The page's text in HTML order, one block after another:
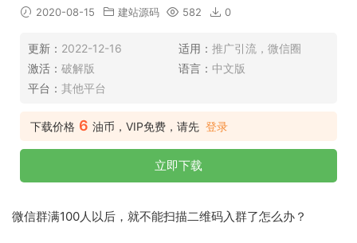
2020-08-15 建站源码 582 0
更新： 2022-12-16 适用： 推广引流，微信圈
激活： 破解版 语言： 中文版
平台： 其他平台
下载价格 6 油币，VIP免费，请先 登录
立即下载
微信群满100人以后，就不能扫描二维码入群了怎么办？